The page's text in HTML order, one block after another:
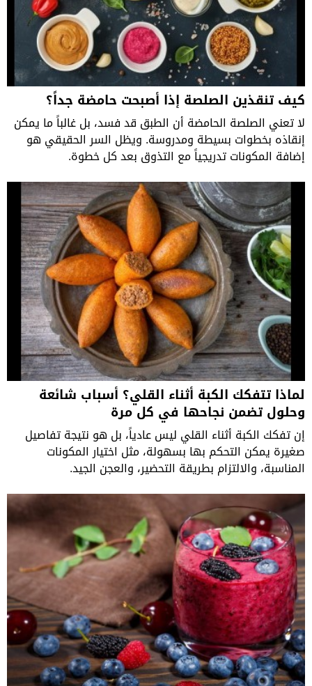
كيف تنقذين الصلصة إذا أصبحت حامضة جداً؟
لا تعني الصلصة الحامضة أن الطبق قد فسد، بل غالباً ما يمكن
إنقاذه بخطوات بسيطة ومدروسة. ويظل السر الحقيقي هو
إضافة المكونات تدريجياً مع التذوق بعد كل خطوة.
لماذا تتفكك الكبة أثناء القلي؟ أسباب شائعة
وحلول تضمن نجاحها في كل مرة
إن تفكك الكبة أثناء القلي ليس عادياً، بل هو نتيجة تفاصيل
صغيرة يمكن التحكم بها بسهولة، مثل اختيار المكونات
المناسبة، والالتزام بطريقة التحضير، والعجن الجيد.